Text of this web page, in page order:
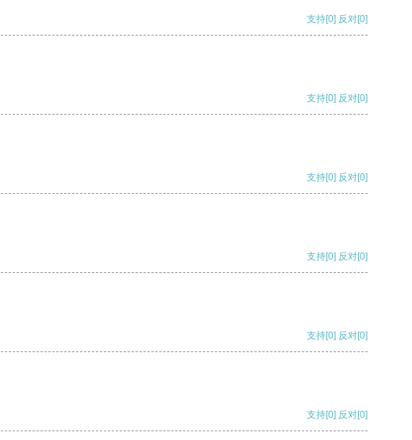
支持[0] 反对[0]
支持[0] 反对[0]
支持[0] 反对[0]
支持[0] 反对[0]
支持[0] 反对[0]
支持[0] 反对[0]